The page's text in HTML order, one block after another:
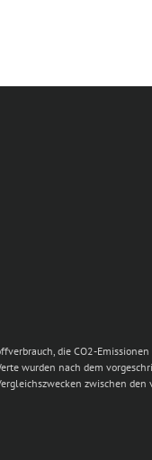
die CO2-
wurden nach dem
zwischen den